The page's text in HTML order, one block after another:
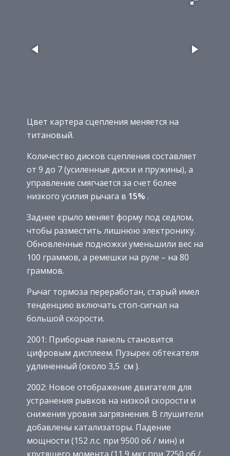
Цвет картера сцепления меняется на
титановый.
Количество дисков сцепления составляет
от 9 до 7 (усиленные диски и пружины), а
управление смягчается за счет более
низкого усилия рычага в 15% .
Заднее крыло меняет форму под седлом,
чтобы разместить лишнюю электронику.
Обновленные подножки уменьшили вес на
100 граммов, а ремешки на руле – на 80
граммов.
Рычаг тормоза переработан, старый имел
тенденцию включать стоп-сигнал на
большой скорости.
2001: Приборная панель становится
цифровым дисплеем. Пузырек обтекателя
удлиненный (около 3,5 см ).
2002: Новое отображение двигателя для
устранения рывков на низкой скорости и
снижения уровня загрязнения. В глушители
добавлены катализаторы. Падение
мощности (152 л.с. при 9500 об / мин) и